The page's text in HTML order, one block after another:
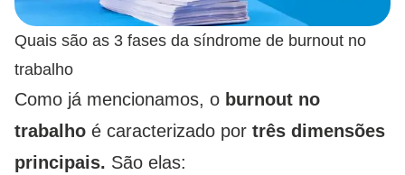
Quais são as 3 fases da síndrome de burnout no
trabalho
Como já mencionamos, o burnout no
trabalho é caracterizado por três dimensões
principais. São elas: